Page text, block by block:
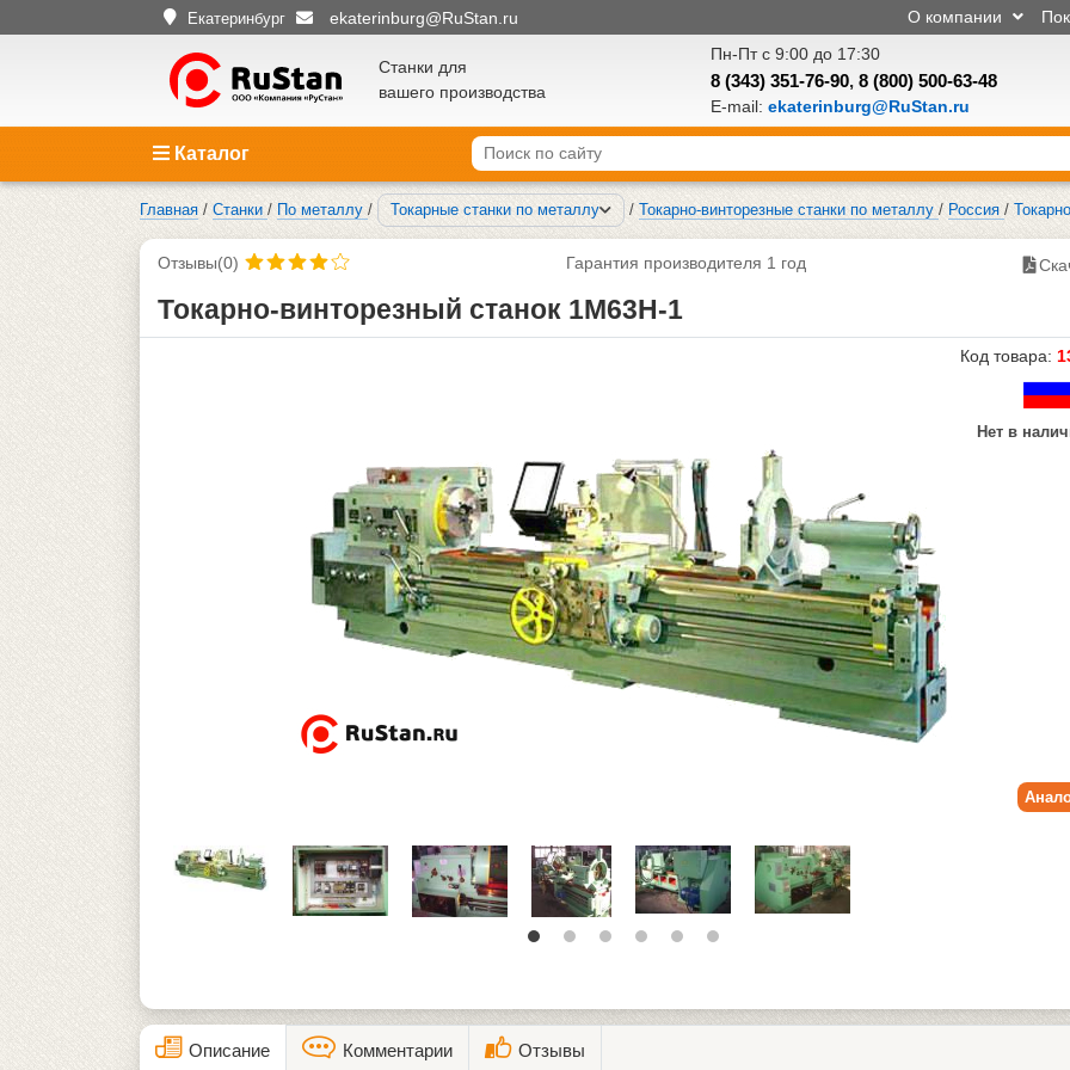
Екатеринбург ekaterinburg@RuStan.ru О компании
Станки для
вашего производства
Пн-Пт с 9:00 до 17:30
8 (343) 351-76-90, 8 (800) 500-63-48
E-mail: ekaterinburg@RuStan.ru
Каталог
Главная / Станки / По металлу / Токарные станки по металлу / Токарно-винторезные станки по металлу / Россия /
Отзывы(0) Гарантия производителя 1 год
Токарно-винторезный станок 1М63Н-1
Код товара:
Нет в
Описание Комментарии Отзывы